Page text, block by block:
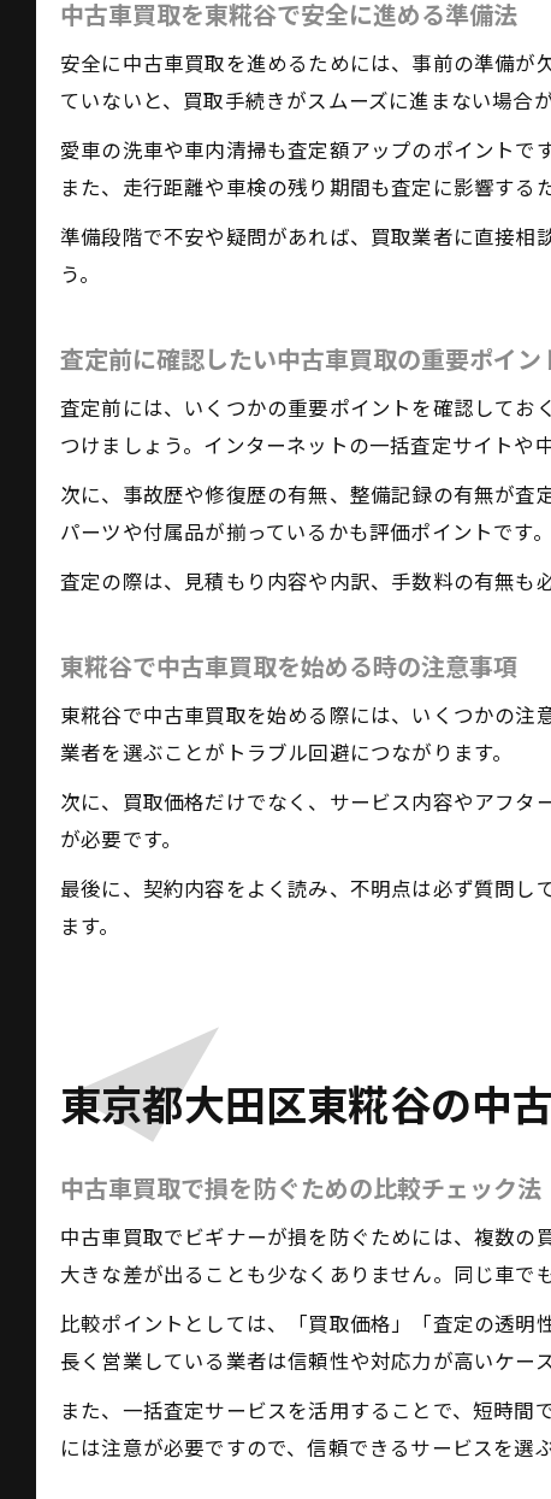
中古車買取を東糀谷で安全に進める準備法
安全に中古車買取を進めるためには、事前の準備が
ていないと、買取手続きがスムーズに進まない場合が
愛車の洗車や車内清掃も査定額アップのポイントで
また、走行距離や車検の残り期間も査定に影響する
準備段階で不安や疑問があれば、買取業者に直接相
う。
査定前に確認したい中古車買取の重要ポイン
査定前には、いくつかの重要ポイントを確認してお
つけましょう。インターネットの一括査定サイトや
次に、事故歴や修復歴の有無、整備記録の有無が査
パーツや付属品が揃っているかも評価ポイントです。
査定の際は、見積もり内容や内訳、手数料の有無も
東糀谷で中古車買取を始める時の注意事項
東糀谷で中古車買取を始める際には、いくつかの注
業者を選ぶことがトラブル回避につながります。
次に、買取価格だけでなく、サービス内容やアフタ
が必要です。
最後に、契約内容をよく読み、不明点は必ず質問し
ます。
東京都大田区東糀谷の中
中古車買取で損を防ぐための比較チェック法
中古車買取でビギナーが損を防ぐためには、複数の
大きな差が出ることも少なくありません。同じ車で
比較ポイントとしては、「買取価格」「査定の透明
長く営業している業者は信頼性や対応力が高いケー
また、一括査定サービスを活用することで、短時間
には注意が必要ですので、信頼できるサービスを選